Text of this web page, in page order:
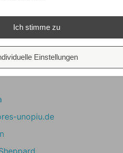
Ich stimme zu
Einstellungen